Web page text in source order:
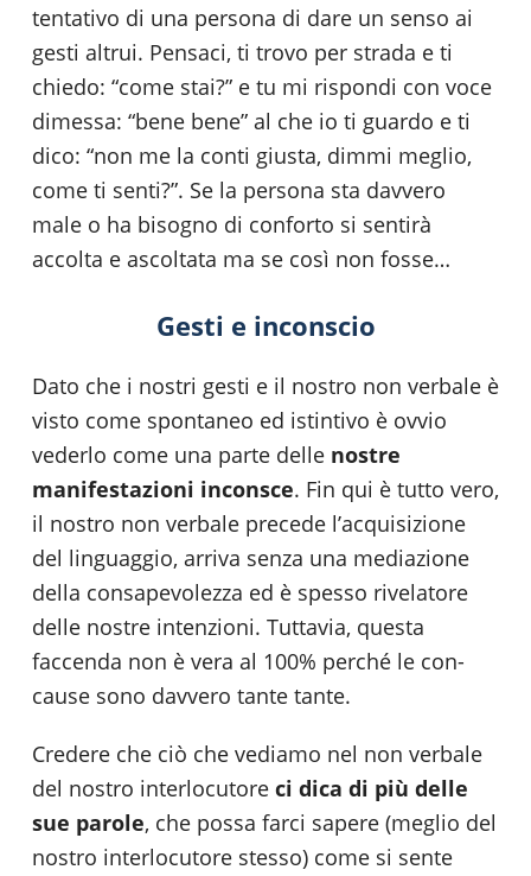
tentativo di una persona di dare un senso ai
gesti altrui. Pensaci, ti trovo per strada e ti
chiedo: “come stai?” e tu mi rispondi con voce
dimessa: “bene bene” al che io ti guardo e ti
dico: “non me la conti giusta, dimmi meglio,
come ti senti?”. Se la persona sta davvero
male o ha bisogno di conforto si sentirà
accolta e ascoltata ma se così non fosse…
Gesti e inconscio
Dato che i nostri gesti e il nostro non verbale è
visto come spontaneo ed istintivo è ovvio
vederlo come una parte delle nostre
manifestazioni inconsce. Fin qui è tutto vero,
il nostro non verbale precede l’acquisizione
del linguaggio, arriva senza una mediazione
della consapevolezza ed è spesso rivelatore
delle nostre intenzioni. Tuttavia, questa
faccenda non è vera al 100% perché le con-
cause sono davvero tante tante.
Credere che ciò che vediamo nel non verbale
del nostro interlocutore ci dica di più delle
sue parole, che possa farci sapere (meglio del
nostro interlocutore stesso) come si sente